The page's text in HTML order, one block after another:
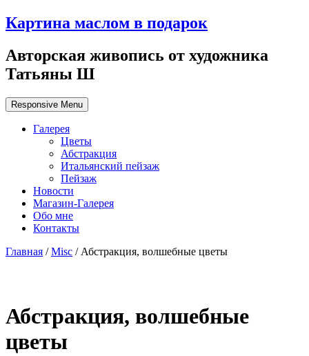
Картина маслом в подарок
Авторская живопись от художника
Татьяны Ш
Responsive Menu
Галерея
Цветы
Абстракция
Итальянский пейзаж
Пейзаж
Новости
Магазин-Галерея
Обо мне
Контакты
Главная /Misc / Абстракция, волшебные цветы
Абстракция, волшебные
цветы